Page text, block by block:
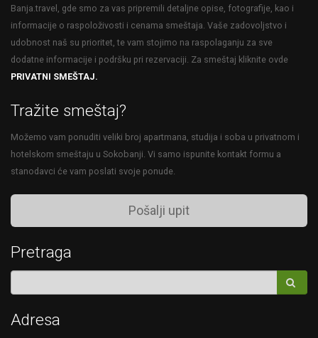
Banja.travel, gde smo za vas pripremili detaljne opise, fotografije, kao i
informacije o raspoloživosti i cenama smeštaja. Vaše zadovoljstvo i
udobnost naš su prioritet, te vam stojimo na raspolaganju za sve
dodatne informacije i podršku pri rezervaciji. Za smeštaj kliknite ovde
PRIVATNI SMEŠTAJ.
Tražite smeštaj?
Možemo vam ponuditi veliki broj apartmana, studija i soba u privatnom i
hotelskom smeštaju u Sokobanji. Vi samo ispunite kontakt formu a
stanodavci će vam poslati svoje ponude.
Pošalji upit
Pretraga
Adresa